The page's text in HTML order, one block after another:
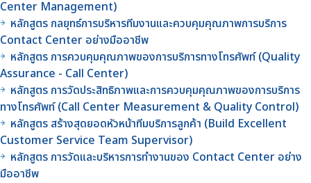
Center Management)
หลักสูตร กลยุทธ์การบริหารทีมงานและควบคุมคุณภาพการบริการ
Contact Center อย่างมืออาชีพ
หลักสูตร การควบคุมคุณภาพของการบริการทางโทรศัพท์ (Quality
Assurance - Call Center)
หลักสูตร การวัดประสิทธิภาพและการควบคุมคุณภาพของการบริการ
ทางโทรศัพท์ (Call Center Measurement & Quality Control)
หลักสูตร สร้างสุดยอดหัวหน้าทีมบริการลูกค้า (Build Excellent
Customer Service Team Supervisor)
หลักสูตร การวัดและบริหารการทำงานของ Contact Center อย่าง
มืออาชีพ